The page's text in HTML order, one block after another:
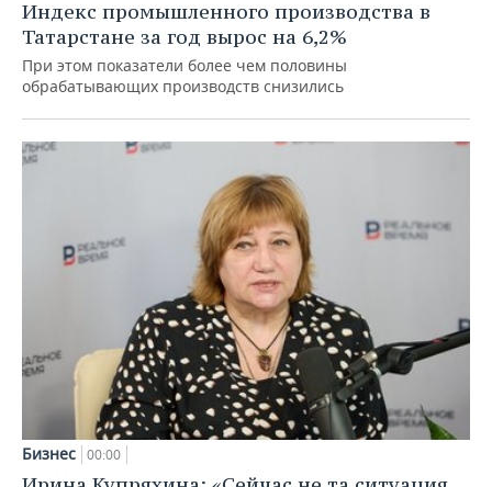
Индекс промышленного производства в
Татарстане за год вырос на 6,2%
При этом показатели более чем половины
обрабатывающих производств снизились
Бизнес 00:00